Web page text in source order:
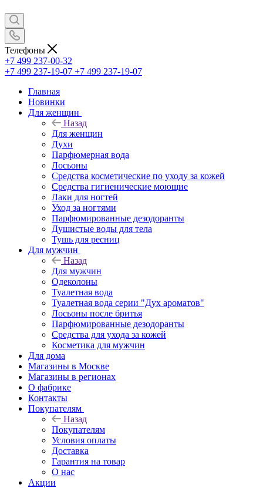
Телефоны
+7 499 237-00-32
+7 499 237-19-07 +7 499 237-19-07
Главная
Новинки
Для женщин
Назад
Для женщин
Духи
Парфюмерная вода
Лосьоны
Средства косметические по уходу за кожей
Средства гигиенические моющие
Лаки для ногтей
Уход за ногтями
Парфюмированные дезодоранты
Душистые воды для тела
Тушь для ресниц
Для мужчин
Назад
Для мужчин
Одеколоны
Туалетная вода
Туалетная вода серии "Дух ароматов"
Лосьоны после бритья
Парфюмированные дезодоранты
Средства для ухода за кожей
Косметика для мужчин
Для дома
Магазины в Москве
Магазины в регионах
О фабрике
Контакты
Покупателям
Назад
Покупателям
Условия оплаты
Доставка
Гарантия на товар
О нас
Акции